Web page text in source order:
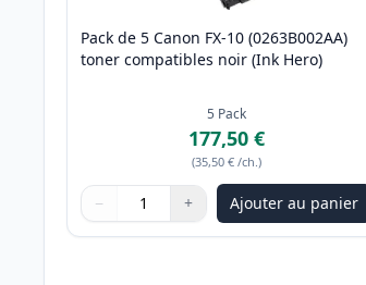
Pack de 5 Canon FX-10 (0263B002AA)
toner compatibles noir (Ink Hero)
5 Pack
177,50 €
(35,50 € /ch.)
Quantité
Utilisez les boutons pour ajuster
− +
Quantité Ajouter au panier